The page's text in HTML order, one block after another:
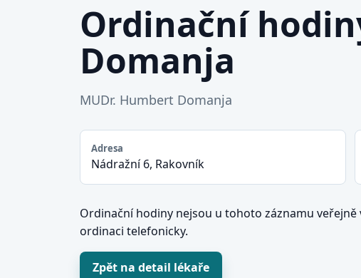
Ordinační
Domanja
MUDr. Humbert Domanja
Adresa
Nádražní 6, Rakovník
Ordinační hodiny nejsou u tohoto záznamu
ordinaci telefonicky.
Zpět na detail lékaře